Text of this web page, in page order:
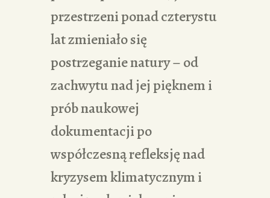
przestrzeni ponad czterystu
lat zmieniało się
postrzeganie natury – od
zachwytu nad jej pięknem i
prób naukowej
dokumentacji po
współczesną refleksję nad
kryzysem klimatycznym i